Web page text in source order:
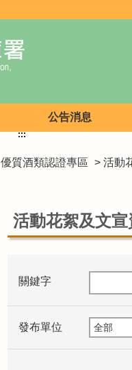
公告消息
優質酒類認證專區 > 活動
:::
活動花絮及文宣
關鍵字
發布單位